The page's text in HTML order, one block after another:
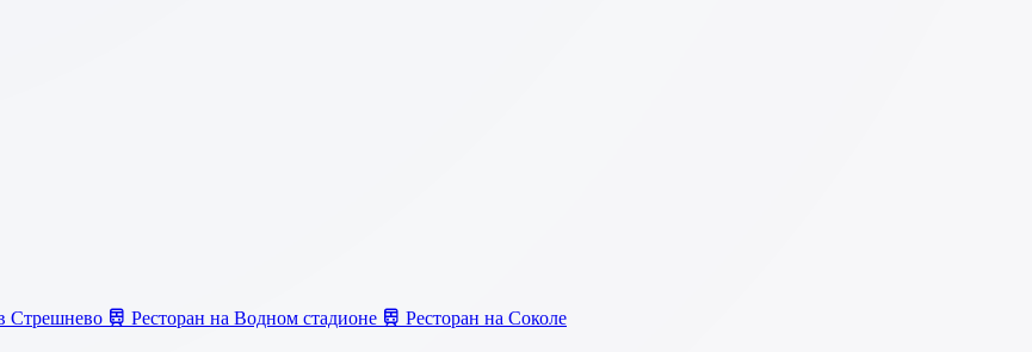
Стрешнево Ресторан на Водном стадионе Ресторан на Соколе